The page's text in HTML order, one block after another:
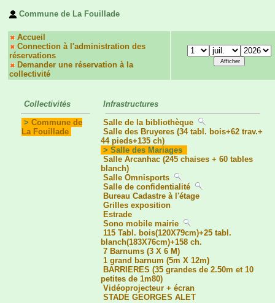
Commune de La Fouillade
Accueil
Connection à l'administration des
réservations
Demander une réservation à la
collectivité
Collectivités
> Commune de
La Fouillade
Infrastructures
Salle de la bibliothèque
Salle des Bruyeres (34 tabl. bois+62 trav.+
44 pieds+135 ch)
> Salle des Mariages
Salle Arcanhac (245 chaises + 60 tables
blanch)
Salle Omnisports
Salle de confidentialité
Bureau Cadastre à l'étage
Grilles exposition
Estrade
Sono mobile mairie
115 Tabl. bois(120X79cm)+25 tabl.
blanch(183X76cm)+158 ch.
7 Barnums (3 X 6 M)
1 grand barnum (5m X 12m)
BARRIERES (35 grandes de 2.50m et 10
petites de 1m80)
Vidéoprojecteur + écran
STADE GEORGES ALET